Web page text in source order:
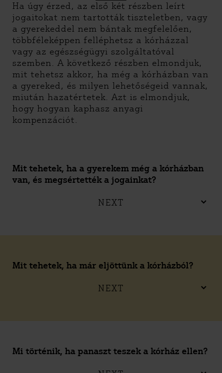
Ha úgy érzed, az első két részben leírt
jogaitokat nem tartották tiszteletben, vagy
a gyerekeddel nem bántak megfelelően,
többféleképpen felléphetsz a kórházzal
vagy az egészségügyi szolgáltatóval
szemben. A következő részben elmondjuk,
mit tehetsz akkor, ha még a kórházban van
a gyereked, és milyen lehetőségeid vannak,
miután hazatértetek. Azt is elmondjuk,
hogy hogyan kaphasz anyagi
kompenzációt.
Mit tehetek, ha a gyerekem még a kórházban
van, és megsértették a jogainkat?
NEXT
Mit tehetek, ha már eljöttünk a kórházból?
NEXT
Mi történik, ha panaszt teszek a kórház ellen?